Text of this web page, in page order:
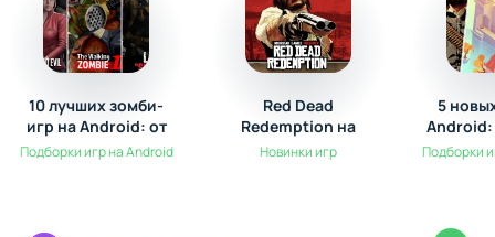
10 лучших зомби-
игр на Android: от
выживания до
Подборки игр на Android
Red Dead
Redemption на
Android: Обзор
Новинки игр
5
Android:
Подборки